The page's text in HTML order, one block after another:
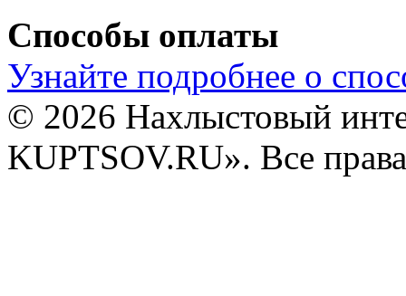
Способы оплаты
Узнайте подробнее о
© 2026 Нахлыстовый
KUPTSOV.RU». Все